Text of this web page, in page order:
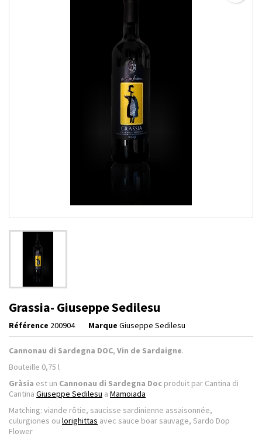
Grassia- Giuseppe Sedilesu
Référence 200904 Marque Giuseppe Sedilesu
Cannonau di Sardegna DOC, Vin de Sardaigne.
Bouteille 0,75 l
Gràsia est un Cannonau di Sardegna Doc produit par Cantina di
Cantina Giuseppe Sedilesu a Mamoiada
Matching: viande rôtie, saucisse sardinienne assaisonnée,
culurgiones ou lorighittas avec sauce boar sauvage, Sardo Dop
Flower